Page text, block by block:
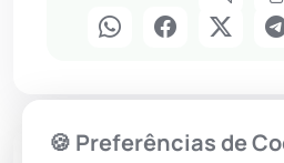
🍪 Preferências de